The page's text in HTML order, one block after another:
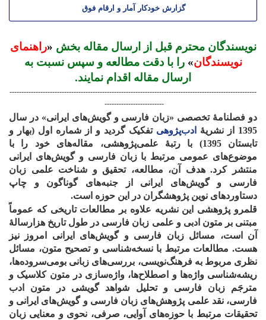
گزارش خودکار آمار و ارقام فوق
نویسندگان محترم قبل از ارسال مقاله بخش «راهنمای
نویسندگان»را با دقت مطالعه و سپس نسبت به
ارسال مقاله اقدام نمایند.
--------------------------------------------------------------------------------------------------------
-------------------------
دو فصلنامۀ تخصصی «زبان فارسی و گویش‌های ایرانی» در سال
1395 از نشری
ۀ ادب‌پژوهی تفکیک گردید و از شماره اول (بهار و
تابستان 1395) با رتب
ۀ علمی‌پژوهشی، مقاله‌های خود را با
موضوع‌های عمومی مرتبط با زبان فارسی و گویش‌های ایرانی
منتشر کرد. هدف آن، مطالعه، تحقیق و شناخت علمی زبان
فارسی و گویش‌های ایرانی از جنبه‌های گوناگون و چاپ
دستاوردهای نوین پژوهشگران در این حوزه است.
قلمرو پژوهشی این نشریه علاوه بر مطالعات تاریخی که عموماً
مبتنی بر متون ادبی و علمی زبان فارسی در طول تاریخ هزارسالۀ
آن است، مسائل زبان فارسی و گویش‌های ایرانی امروز نیز
هست. مطالعات مرتبط با نسخه‌شناسی و تصحیح متون، مسائل
نظری مربوط به فرهنگ‌نویسی، بررسی‌های زبانی بومی‌سروده‌ها،
ریشه‌شناسی واژه‌ها و اصطلاح‌ها، واژه‌سازی در متون کلاسیک و
مترجَم زبان فارسی و تحلیل شواهد گویشی در متون ادب
فارسی، نقد علمی پژوهش‌های زبان فارسی و گویش‌های ایرانی و
تحقیقات مرتبط با حوزه‌های آوایی، صرفی، نحوی و معنایی زبان